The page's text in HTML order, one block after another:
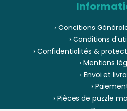
› Conditions
› Conditions
› Confidentialités &
› Mentions
› Envoi et
›
› Pièces de puzzle